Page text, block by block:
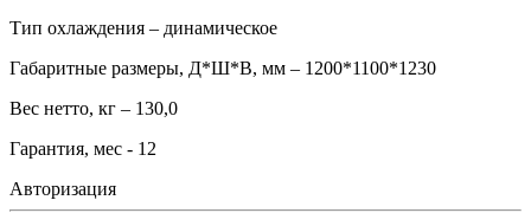
Тип охлаждения – динамическое
Габаритные размеры, Д*Ш*В, мм – 1200*1100*1230
Вес нетто, кг – 130,0
Гарантия, мес - 12
Авторизация